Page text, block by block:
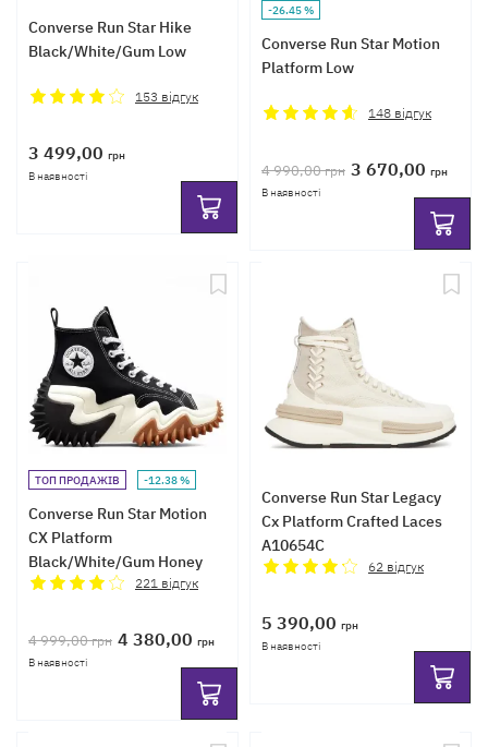
Converse Run Star Hike
Black/White/Gum Low
153 відгук
3 499,00 грн
В наявності
-26.45 %
Converse Run Star Motion
Platform Low
148 відгук
4 990,00грн 3 670,00 грн
В наявності
ТОП ПРОДАЖІВ -12.38 %
Converse Run Star Motion
CX Platform
Black/White/Gum Honey
High
221 відгук
4 999,00грн 4 380,00 грн
В наявності
Converse Run Star Legacy
Cx Platform Crafted Laces
A10654C
62 відгук
5 390,00 грн
В наявності